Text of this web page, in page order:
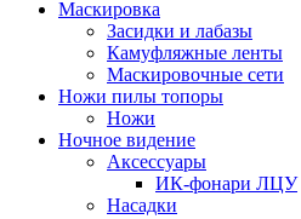
Маскировка
Засидки и лабазы
Камуфляжные ленты
Маскировочные сети
Ножи пилы топоры
Ножи
Ночное видение
Аксессуары
ИК-фонари ЛЦУ
Насадки